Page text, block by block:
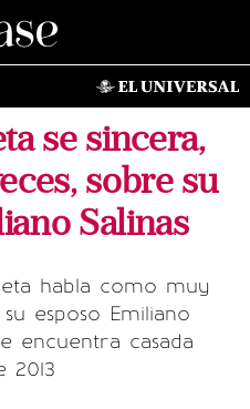
se sincera,
sobre su
Salinas
habla como muy
esposo Emiliano
encuentra casada
2013